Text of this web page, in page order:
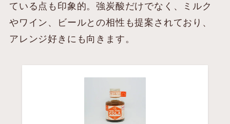
ている点も印象的。強炭酸だけでなく、ミルク
やワイン、ビールとの相性も提案されており、
アレンジ好きにも向きます。